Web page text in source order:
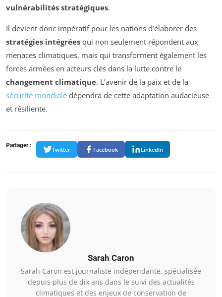
vulnérabilités stratégiques.
Il devient donc impératif pour les nations d’élaborer des
stratégies intégrées qui non seulement répondent aux
menaces climatiques, mais qui transforment également les
forces armées en acteurs clés dans la lutte contre le
changement climatique. L’avenir de la paix et de la
sécurité mondiale dépendra de cette adaptation audacieuse
et résiliente.
Partager :
Twitter Facebook LinkedIn
Sarah Caron
Sarah Caron est journaliste indépendante, spécialisée
depuis plus de dix ans dans le suivi des actualités
climatiques et des enjeux de conservation de